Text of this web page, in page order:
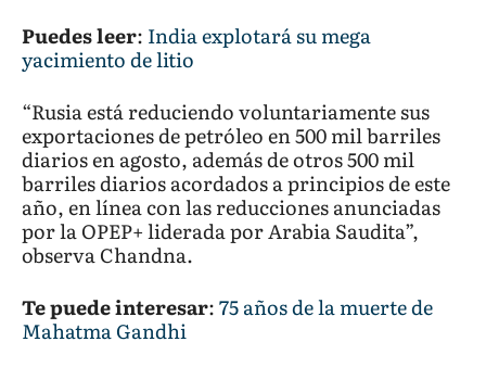
Puedes leer: India explotará su mega
yacimiento de litio
“Rusia está reduciendo voluntariamente sus
exportaciones de petróleo en 500 mil barriles
diarios en agosto, además de otros 500 mil
barriles diarios acordados a principios de este
año, en línea con las reducciones anunciadas
por la OPEP+ liderada por Arabia Saudita”,
observa Chandna.
Te puede interesar:75 años de la muerte de
Mahatma Gandhi